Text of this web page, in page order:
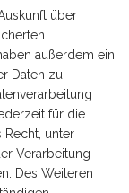
über
außerdem ein
Daten zu
für die
Recht, unter
Verarbeitung
Des Weiteren